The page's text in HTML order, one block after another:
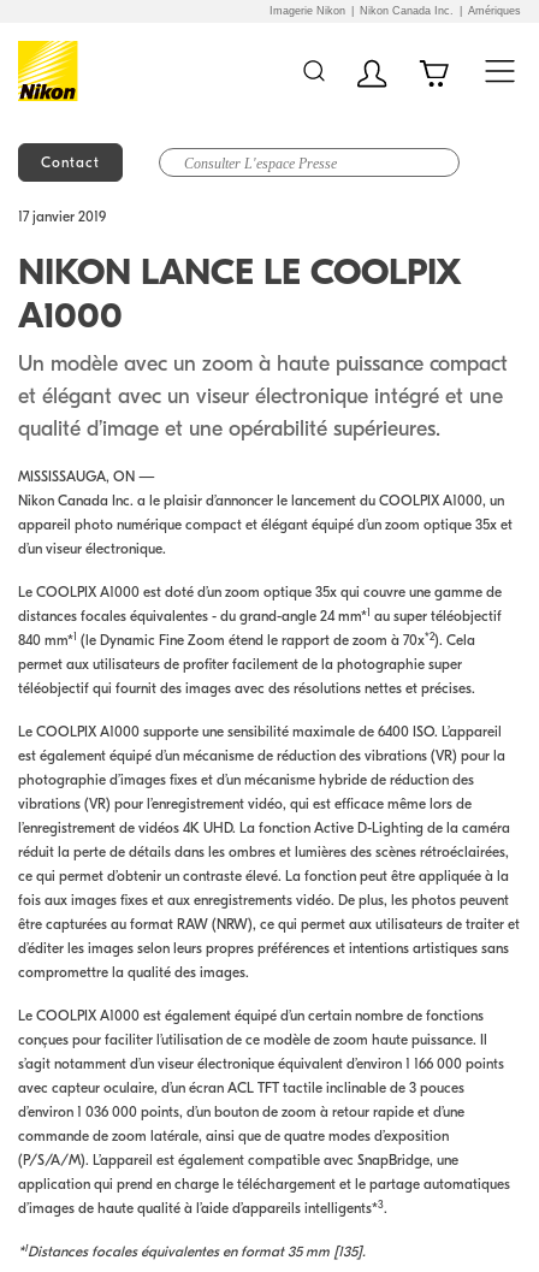
Imagerie Nikon Nikon Canada Inc. Amériques
Contact
17 janvier 2019
NIKON LANCE LE COOLPIX
A1000
Un modèle avec un zoom à haute puissance compact
et élégant avec un viseur électronique intégré et une
qualité d’image et une opérabilité supérieures.
MISSISSAUGA, ON —
Nikon Canada Inc. a le plaisir d’annoncer le lancement du COOLPIX A1000, un
appareil photo numérique compact et élégant équipé d’un zoom optique 35x et
d’un viseur électronique.
Le COOLPIX A1000 est doté d’un zoom optique 35x qui couvre une gamme de
distances focales équivalentes - du grand-angle 24 mm*1 au super téléobjectif
840 mm*1 (le Dynamic Fine Zoom étend le rapport de zoom à 70x*2). Cela
permet aux utilisateurs de profiter facilement de la photographie super
téléobjectif qui fournit des images avec des résolutions nettes et précises.
Le COOLPIX A1000 supporte une sensibilité maximale de 6400 ISO. L’appareil
est également équipé d’un mécanisme de réduction des vibrations (VR) pour la
photographie d’images fixes et d’un mécanisme hybride de réduction des
vibrations (VR) pour l’enregistrement vidéo, qui est efficace même lors de
l’enregistrement de vidéos 4K UHD. La fonction Active D-Lighting de la caméra
réduit la perte de détails dans les ombres et lumières des scènes rétroéclairées,
ce qui permet d’obtenir un contraste élevé. La fonction peut être appliquée à la
fois aux images fixes et aux enregistrements vidéo. De plus, les photos peuvent
être capturées au format RAW (NRW), ce qui permet aux utilisateurs de traiter et
d’éditer les images selon leurs propres préférences et intentions artistiques sans
compromettre la qualité des images.
Le COOLPIX A1000 est également équipé d’un certain nombre de fonctions
conçues pour faciliter l’utilisation de ce modèle de zoom haute puissance. Il
s’agit notamment d’un viseur électronique équivalent d’environ 1 166 000 points
avec capteur oculaire, d’un écran ACL TFT tactile inclinable de 3 pouces
d’environ 1 036 000 points, d’un bouton de zoom à retour rapide et d’une
commande de zoom latérale, ainsi que de quatre modes d’exposition
(P/S/A/M). L’appareil est également compatible avec SnapBridge, une
application qui prend en charge le téléchargement et le partage automatiques
d’images de haute qualité à l’aide d’appareils intelligents*3.
*1Distances focales équivalentes en format 35 mm [135].